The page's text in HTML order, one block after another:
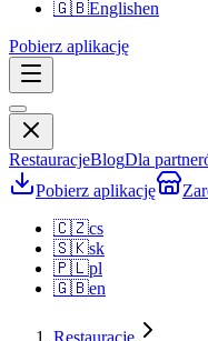
🇬🇧Englishen
Pobierz aplikację
RestauracjeBlogDla
Pobierz aplikację
🇨🇿cs
🇸🇰sk
🇵🇱pl
🇬🇧en
Restauracje